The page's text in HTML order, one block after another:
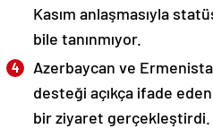
Kasım anlaşmasıyla
bile tanınmıyor.
Azerbaycan ve
desteği açıkça ifade
bir ziyaret gerçekleştirdi.